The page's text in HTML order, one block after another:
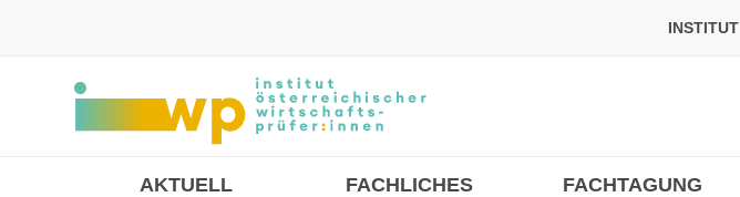
INSTITUT
AKTUELL FACHLICHES FACHTAGUNG